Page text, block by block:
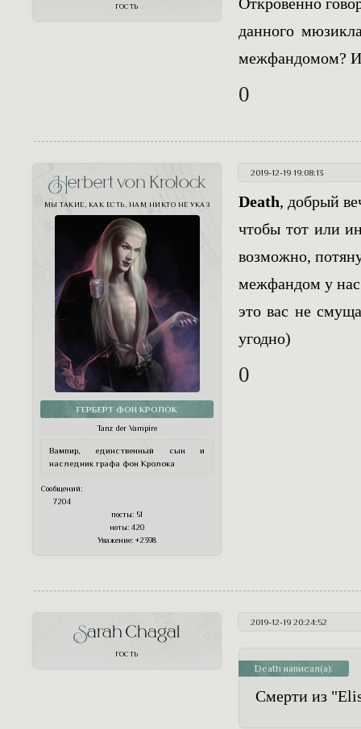
ГОСТЬ
Откровенно
данного
межфандомом?
0
2019-12-19 19:08:13
Herbert von Krolock
МЫ ТАКИЕ, КАК ЕСТЬ, НАМ НИКТО НЕ УКАЗ
ГЕРБЕРТ ФОН КРОЛОК
Tanz der Vampire
Вампир, единственный сын и
наследник графа фон Кролока
Сообщений:
7204
посты: 51
ноты:420
Уважение: +2398
Death, добрый
чтобы тот или
возможно,
межфандом у нас
это вас не
угодно)
0
2019-12-19 20:24:52
Sarah Chagal
ГОСТЬ
Death написал(а):
Смерти из